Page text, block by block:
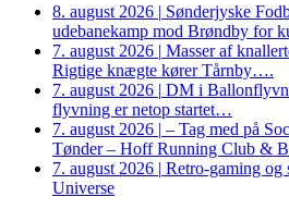
8. august 2026 | Sønderjyske
udebanekamp mod Brøndby for
7. august 2026 | Masser af
Rigtige knægte kører Tårnby….
7. august 2026 | DM i
flyvning er netop startet…
7. august 2026 | – Tag med på
Tønder – Hoff Running Club &
7. august 2026 | Retro-gaming og
Universe